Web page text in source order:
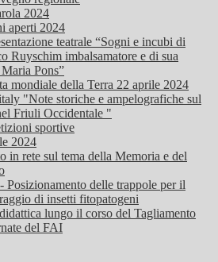
2024
aperti 2024
teatrale “Sogni e incubi di
Ruyschim imbalsamatore e di sua
Pons”
mondiale della Terra 22 aprile 2024
"Note storiche e ampelografiche sul
Friuli Occidentale "
sportive
2024
in rete sul tema della Memoria e del
Posizionamento delle trappole per il
di insetti fitopatogeni
lungo il corso del Tagliamento
del FAI